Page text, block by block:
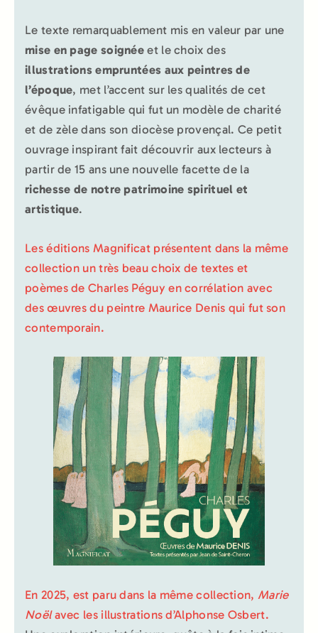
Le texte remarquablement mis en valeur par une
mise en page soignée et le choix des
illustrations empruntées aux peintres de
l’époque, met l’accent sur les qualités de cet
évêque infatigable qui fut un modèle de charité
et de zèle dans son diocèse provençal. Ce petit
ouvrage inspirant fait découvrir aux lecteurs à
partir de 15 ans une nouvelle facette de la
richesse de notre patrimoine spirituel et
artistique.
Les éditions Magnificat présentent dans la même
collection un très beau choix de textes et
poèmes de Charles Péguy en corrélation avec
des œuvres du peintre Maurice Denis qui fut son
contemporain.
En 2025, est paru dans la même collection, Marie
Noëlavec les illustrations d’Alphonse Osbert.